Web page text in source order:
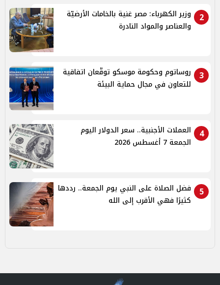
2
وزير الكهرباء: مصر غنية بالخامات الأرضيّة
والعناصر والمواد النادرة
3
روساتوم وحكومة موسكو توقّعان اتفاقية
للتعاون في مجال حماية البيئة
4
العملات الأجنبية.. سعر الدولار اليوم
الجمعة 7 أغسطس 2026
5
فضل الصلاة على النبي يوم الجمعة.. رددها
كثيرًا فهي الأقرب إلى الله